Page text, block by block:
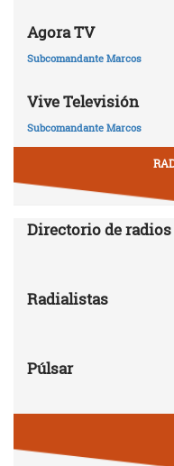
Agora TV
Subcomandante Marcos
Vive Televisión
Subcomandante Marcos
Directorio de
Radialistas
Púlsar